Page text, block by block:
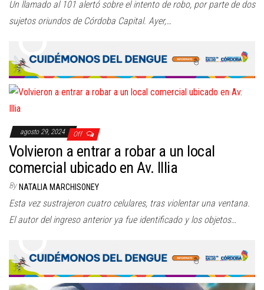
Un llamado al 101 alertó sobre el intento de robo, por parte de dos
sujetos oriundos de Córdoba Capital. Ayer,…
agosto 29, 2024 Off
Volvieron a entrar a robar a un local
comercial ubicado en Av. Illia
By NATALIA MARCHISONEY
Esta vez sustrajeron cuatro celulares, tras violentar una ventana.
El autor del ingreso anterior ya fue identificado y los objetos…